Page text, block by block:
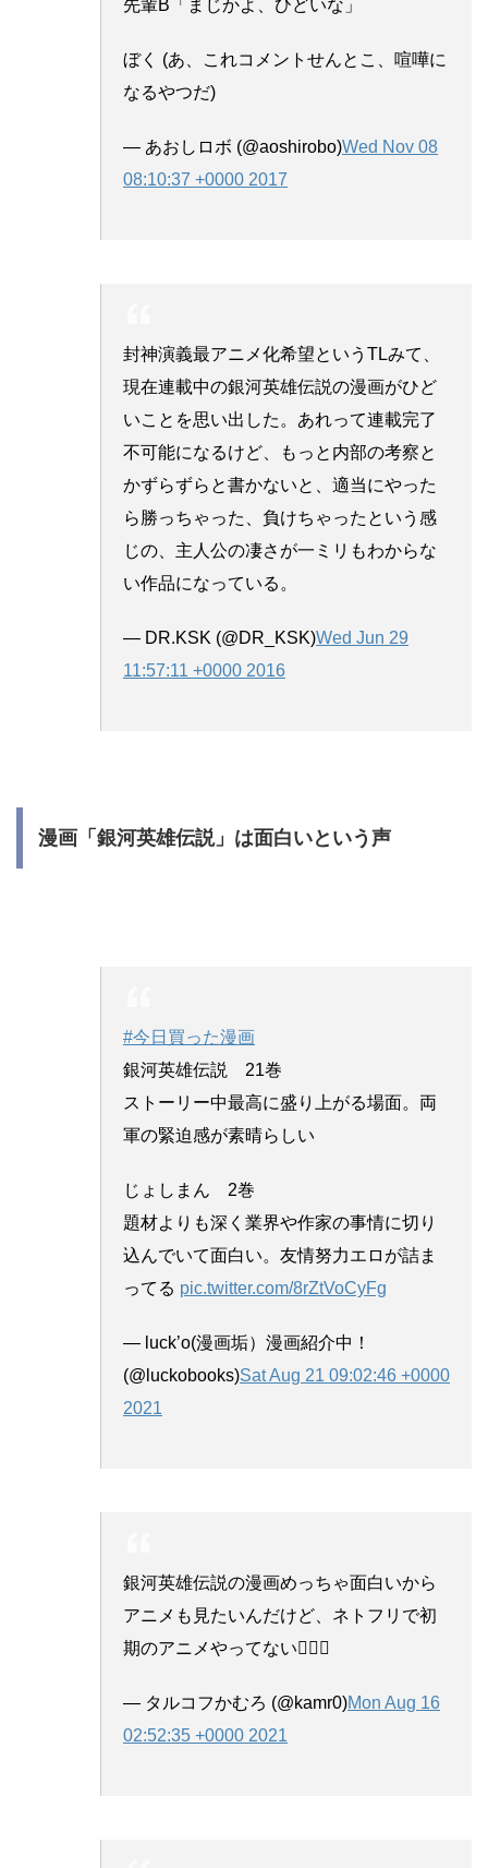
先輩B「まじかよ、ひどいな」
ぼく (あ、これコメントせんとこ、喧嘩に
なるやつだ)
— あおしロボ (@aoshirobo)Wed Nov 08
08:10:37 +0000 2017
封神演義最アニメ化希望というTLみて、
現在連載中の銀河英雄伝説の漫画がひど
いことを思い出した。あれって連載完了
不可能になるけど、もっと内部の考察と
かずらずらと書かないと、適当にやった
ら勝っちゃった、負けちゃったという感
じの、主人公の凄さが一ミリもわからな
い作品になっている。
— DR.KSK (@DR_KSK)Wed Jun 29
11:57:11 +0000 2016
漫画「銀河英雄伝説」は面白いという声
#今日買った漫画
銀河英雄伝説 21巻
ストーリー中最高に盛り上がる場面。両
軍の緊迫感が素晴らしい
じょしまん 2巻
題材よりも深く業界や作家の事情に切り
込んでいて面白い。友情努力エロが詰ま
ってる pic.twitter.com/8rZtVoCyFg
— luck’o(漫画垢）漫画紹介中！
(@luckobooks)Sat Aug 21 09:02:46 +0000
2021
銀河英雄伝説の漫画めっちゃ面白いから
アニメも見たいんだけど、ネトフリで初
期のアニメやってない🙋🏻‍♂️
— タルコフかむろ (@kamr0)Mon Aug 16
02:52:35 +0000 2021